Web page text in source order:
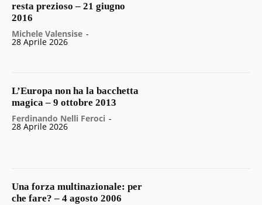
resta prezioso – 21 giugno
2016
Michele Valensise -
28 Aprile 2026
L’Europa non ha la bacchetta
magica – 9 ottobre 2013
Ferdinando Nelli Feroci -
28 Aprile 2026
Una forza multinazionale: per
che fare? – 4 agosto 2006